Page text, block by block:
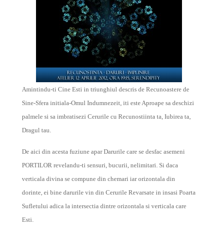
Amintindu-ti Cine Esti in triunghiul descris de Recunoastere de
Sine-Sfera initiala-Omul Indumnezeit, iti este Aproape sa deschizi
palmele si sa imbratisezi Cerurile cu Recunostiinta ta, Iubirea ta,
Dragul tau.
De aici din acesta fuziune apar Darurile care se desfac asemeni
PORTILOR revelandu-ti sensuri, bucurii, nelimitari. Si daca
verticala divina se compune din chemari iar orizontala din
dorinte, ei bine darurile vin din Cerurile Revarsate in insasi Poarta
Sufletului adica la intersectia dintre orizontala si verticala care
Esti.